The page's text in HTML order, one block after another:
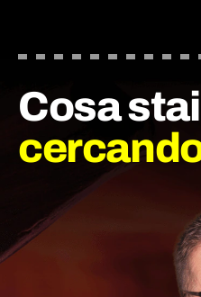
Cosa stai